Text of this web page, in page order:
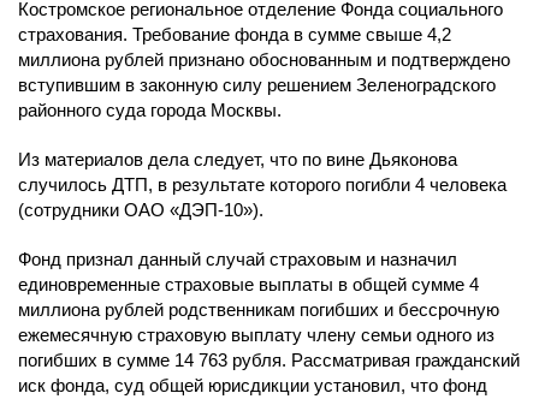
Костромское региональное отделение Фонда социального
страхования. Требование фонда в сумме свыше 4,2
миллиона рублей признано обоснованным и подтверждено
вступившим в законную силу решением Зеленоградского
районного суда города Москвы.
Из материалов дела следует, что по вине Дьяконова
случилось ДТП, в результате которого погибли 4 человека
(сотрудники ОАО «ДЭП-10»).
Фонд признал данный случай страховым и назначил
единовременные страховые выплаты в общей сумме 4
миллиона рублей родственникам погибших и бессрочную
ежемесячную страховую выплату члену семьи одного из
погибших в сумме 14 763 рубля. Рассматривая гражданский
иск фонда, суд общей юрисдикции установил, что фонд